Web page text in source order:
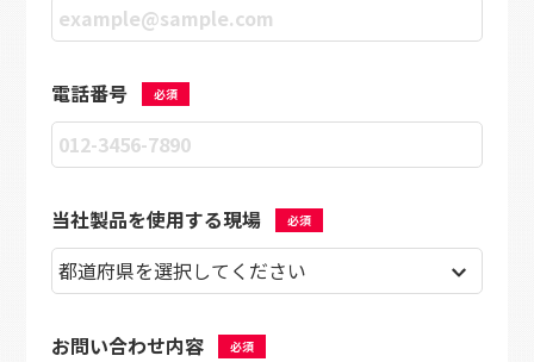
電話番号 必須
当社製品を使用する現場 必須
お問い合わせ内容 必須